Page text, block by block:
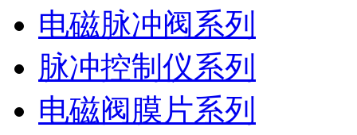
电磁脉冲阀系列
脉冲控制仪系列
电磁阀膜片系列